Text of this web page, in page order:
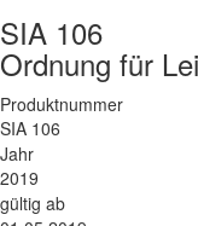
SIA 106
Ordnung für
Produktnummer
SIA 106
Jahr
2019
gültig ab